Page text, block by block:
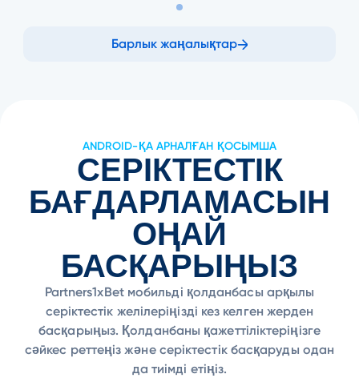
Барлык жаңалықтар
ANDROID-ҚА АРНАЛҒАН ҚОСЫМША
СЕРІКТЕСТІК
БАҒДАРЛАМАСЫН
ОҢАЙ
БАСҚАРЫҢЫЗ
Partners1xBet мобильді қолданбасы арқылы
серіктестік желілеріңізді кез келген жерден
басқарыңыз. Қолданбаны қажеттіліктеріңізге
сәйкес реттеңіз және серіктестік басқаруды одан
да тиімді етіңіз.